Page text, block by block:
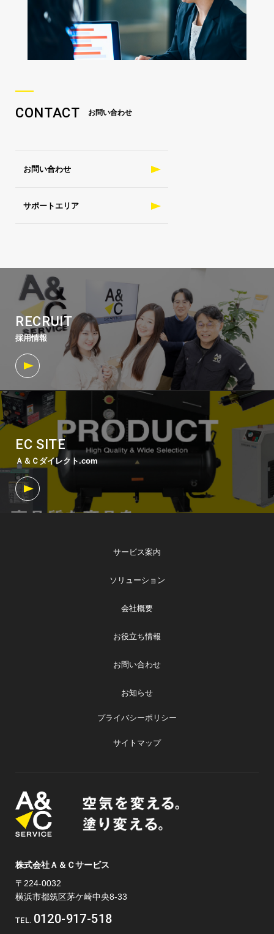
CONTACT お問い合わせ
お問い合わせ
サポートエリア
RECRUIT
採用情報
EC SITE
Ａ＆Ｃダイレクト.com
株式会社Ａ＆Ｃサービス
〒224-0032
横浜市都筑区茅ケ崎中央8-33
TEL. 0120-917-518
サービス案内
ソリューション
会社概要
お役立ち情報
お問い合わせ
お知らせ
プライバシーポリシー
サイトマップ